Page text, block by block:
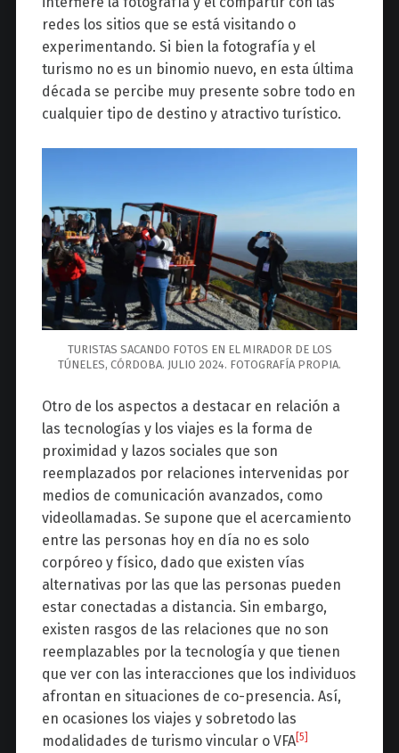
redes los sitios que se está visitando o
experimentando. Si bien la fotografía y el
turismo no es un binomio nuevo, en esta última
década se percibe muy presente sobre todo en
cualquier tipo de destino y atractivo turístico.
TURISTAS SACANDO FOTOS EN EL MIRADOR DE LOS
TÚNELES, CÓRDOBA. JULIO 2024. FOTOGRAFÍA PROPIA.
Otro de los aspectos a destacar en relación a
las tecnologías y los viajes es la forma de
proximidad y lazos sociales que son
reemplazados por relaciones intervenidas por
medios de comunicación avanzados, como
videollamadas. Se supone que el acercamiento
entre las personas hoy en día no es solo
corpóreo y físico, dado que existen vías
alternativas por las que las personas pueden
estar conectadas a distancia. Sin embargo,
existen rasgos de las relaciones que no son
reemplazables por la tecnología y que tienen
que ver con las interacciones que los individuos
afrontan en situaciones de co-presencia. Así,
en ocasiones los viajes y sobretodo las
modalidades de turismo vincular o VFA [5]